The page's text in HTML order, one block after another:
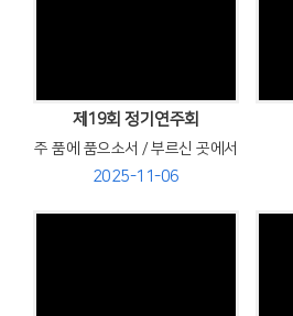
제19회 정기연주회
주 품에 품으소서 / 부르신 곳에서
2025-11-06